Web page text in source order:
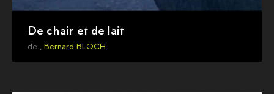
De chair et de lait
de , Bernard BLOCH